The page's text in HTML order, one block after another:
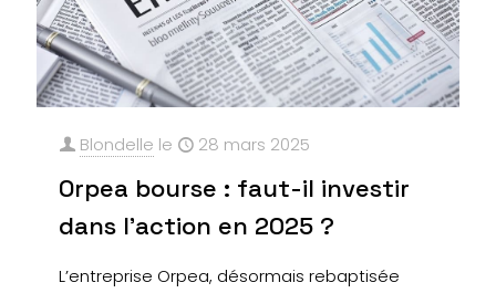
Blondelle le 28 mars 2025
Orpea bourse : faut-il investir
dans l’action en 2025 ?
L’entreprise Orpea, désormais rebaptisée